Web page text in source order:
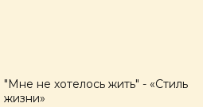
"Мне не хотелось жить" - «Стиль
жизни»